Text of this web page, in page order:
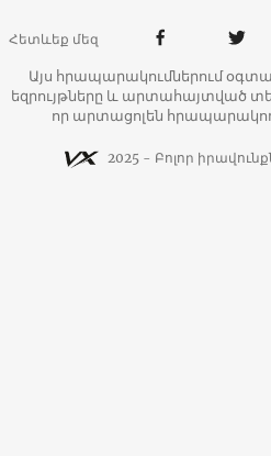
Հետևեք մեզ
Այս հրապարակումներում
եզրույթները և արտահայտված
որ արտացոլեն
2025 - Բոլոր